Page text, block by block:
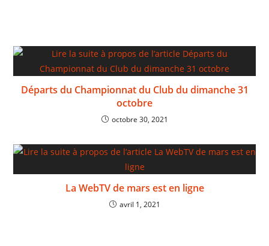
Départs du Championnat du Club du dimanche 31
octobre
octobre 30, 2021
La WebTV de mars est en ligne
avril 1, 2021